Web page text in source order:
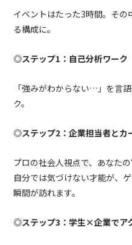
イベントはたった3時間。その
る構成に。
◎ステップ1：自己分析ワーク
「強みがわからない…」を言
ク。
◎ステップ2：企業担当者とカ
プロの社会人視点で、あなたの
自分では気づけない才能が、
瞬間が訪れます。
◎ステップ3：学生×企業でア